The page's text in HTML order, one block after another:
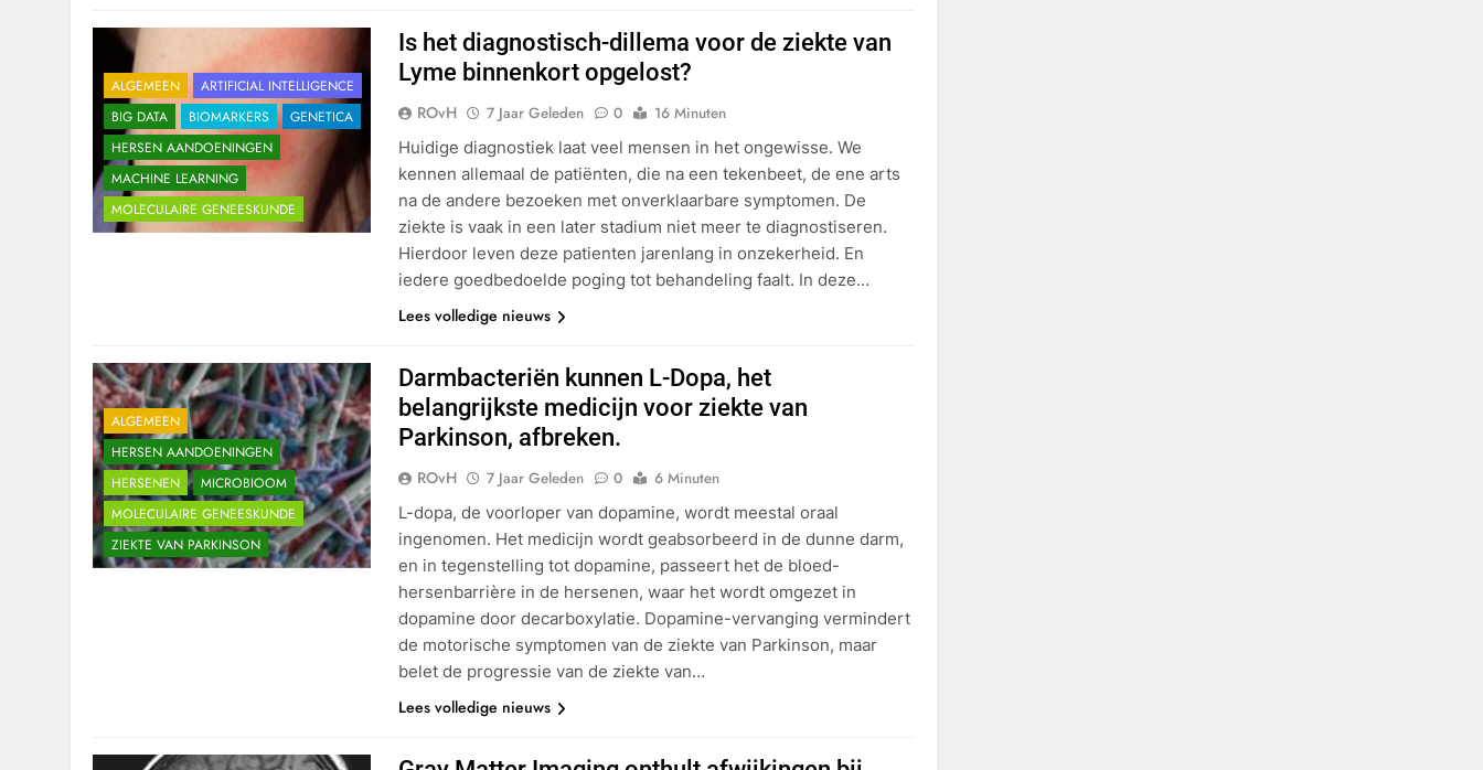
ALGEMEEN
ARTIFICIAL INTELLIGENCE
BIG DATA
BIOMARKERS
GENETICA
HERSEN AANDOENINGEN
MACHINE LEARNING
MOLECULAIRE GENEESKUNDE
Is het diagnostisch-dillema voor de ziekte van
Lyme binnenkort opgelost?
ROvH 7 Jaar Geleden 0
16 Minuten
Huidige diagnostiek laat veel mensen in het ongewisse. We
kennen allemaal de patiënten, die na een tekenbeet, de ene arts
na de andere bezoeken met onverklaarbare symptomen. De
ziekte is vaak in een later stadium niet meer te diagnostiseren.
Hierdoor leven deze patienten jarenlang in onzekerheid. En
iedere goedbedoelde poging tot behandeling faalt. In deze…
Lees volledige nieuws
ALGEMEEN
HERSEN AANDOENINGEN
HERSENEN
MICROBIOOM
MOLECULAIRE GENEESKUNDE
ZIEKTE VAN PARKINSON
Darmbacteriën kunnen L-Dopa, het
belangrijkste medicijn voor ziekte van
Parkinson, afbreken.
ROvH 7 Jaar Geleden 0
6 Minuten
L-dopa, de voorloper van dopamine, wordt meestal oraal
ingenomen. Het medicijn wordt geabsorbeerd in de dunne darm,
en in tegenstelling tot dopamine, passeert het de bloed-
hersenbarrière in de hersenen, waar het wordt omgezet in
dopamine door decarboxylatie. Dopamine-vervanging vermindert
de motorische symptomen van de ziekte van Parkinson, maar
belet de progressie van de ziekte van…
Lees volledige nieuws